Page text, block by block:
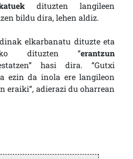
dituzten langileen
bildu dira, lehen aldiz.
elkarbanatu dituzte eta
dituzten “erantzun
hasi dira. “Gutxi
ezin da inola ere langileon
eraiki”, adierazi du oharrean